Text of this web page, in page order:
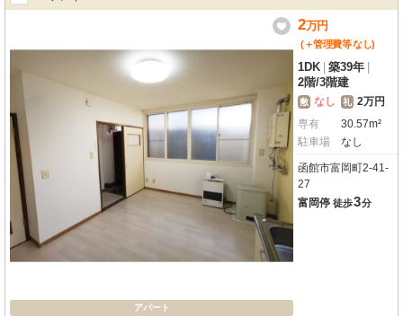
アパート
2万円
(＋管理費等なし)
1DK 築39年
2階/3階建
敷 なし 礼 2万円
専有
30.57m²
駐車場
なし
函館市富岡町2-41-
27
富岡停 徒歩3分